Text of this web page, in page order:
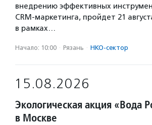
внедрению эффективных
CRM-маркетинга, пройдет 21
в рамках…
Начало: 10:00 · Рязань · НКО-сектор
15.08.2026
Экологическая акция «Вода
в Москве